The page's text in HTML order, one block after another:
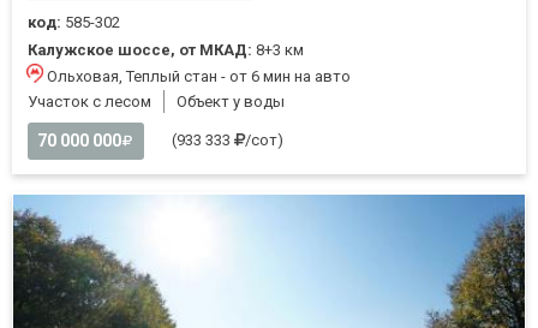
код: 585-302
Калужское шоссе, от МКАД: 8+3 км
Ольховая, Теплый стан - от 6 мин на авто
Участок с лесом
Объект у воды
70 000 000 (933 333 /сот)